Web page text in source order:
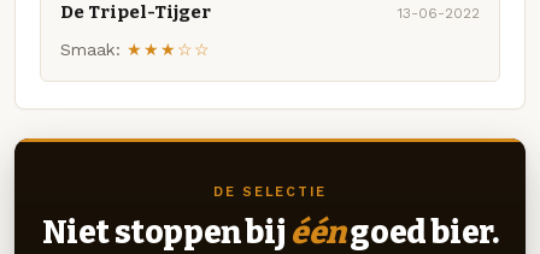
De Tripel-Tijger 13-06-2022
Smaak: ★★★☆☆
DE SELECTIE
Niet stoppen bij ééngoed bier.